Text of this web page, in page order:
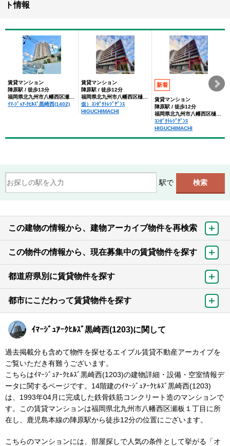
ト情報
賃貸マンション
陣原駅 / 徒歩13分
ｲﾏ-ｼﾞｭｱ-ｸﾋﾙｽﾞ黒崎西(1402)
賃貸マンション
陣原駅 / 徒歩12分
仮）ｺﾝﾀﾞｸﾄﾚｼﾞﾃﾞﾝｽ
HIGUCHIMACHI
新着
賃貸マンション
陣原駅 / 徒歩12分
ｺﾝﾀﾞｸﾄﾚｼﾞﾃﾞﾝｽ
HIGUCHIMACHI
駅で
この建物の情報から、建物アーカイブ物件を再検索
この物件の情報から、現在募集中の賃貸物件を探す
都道府県別に賃貸物件を探す
都市にこだわって賃貸物件を探す
ｲﾏｰｼﾞｭｱｰｸﾋﾙｽﾞ黒崎西(1203)に関して
過去掲載分も含めて物件を探せるエイブル賃貸不動産アーカイブを
ご覧いただき有難うございます。
こちらはｲﾏｰｼﾞｭｱｰｸﾋﾙｽﾞ黒崎西(1203)の建物詳細・設備・空室情報デ
ータに関するページです。14階建のｲﾏｰｼﾞｭｱｰｸﾋﾙｽﾞ黒崎西(1203)
は、1993年04月に完成した鉄骨鉄筋コンクリート造のマンションで
す。この賃貸マンションは福岡県北九州市八幡西区瀬板１丁目に所
在し、鹿児島本線の陣原駅から徒歩12分の位置にございます。
こちらのマンションには、部屋探しで人気の条件として挙がる「オ